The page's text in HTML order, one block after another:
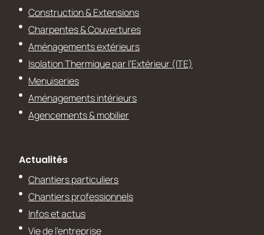
Construction & Extensions
Charpentes & Couvertures
Aménagements extérieurs
Isolation Thermique par l’Extérieur (ITE)
Menuiseries
Aménagements intérieurs
Agencements & mobilier
Actualités
Chantiers particuliers
Chantiers professionnels
Infos et actus
Vie de l’entreprise